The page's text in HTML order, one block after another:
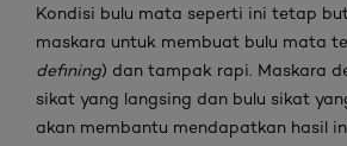
Kondisi bulu mata seperti ini tetap
maskara untuk membuat bulu mata
defining) dan tampak rapi. Maskara
sikat yang langsing dan bulu sikat
akan membantu mendapatkan hasil